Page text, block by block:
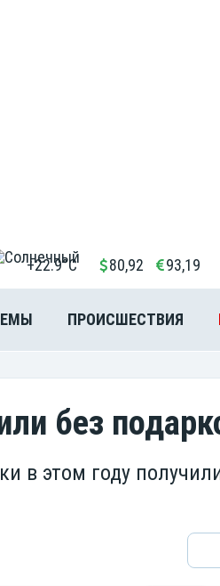
+22.9°C 80,92 93,19
ПРОИСШЕСТВИЯ
без
в этом году